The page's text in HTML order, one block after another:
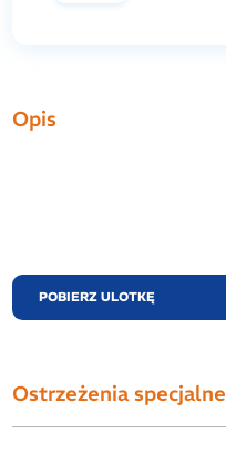
Opis
POBIERZ ULOTKĘ
Ostrzeżenia specjalne